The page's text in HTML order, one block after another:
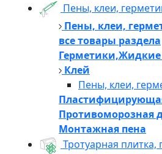
Пены, клеи,
Пены, клеи,
все товары раздела
Герметики,Жидкие
Клей
Пены, клеи,
Противоморозная
Монтажная пена
Тротуарная плитка,